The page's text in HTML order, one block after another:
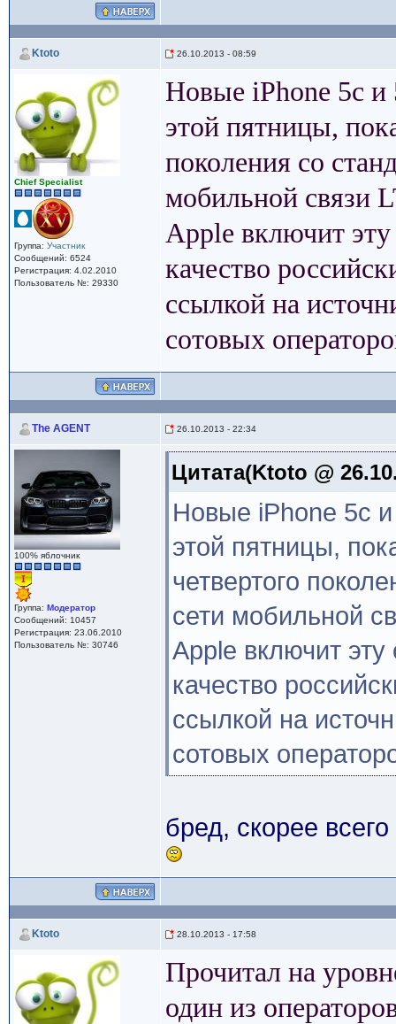
Ktoto 26.10.2013 - 08:59
Сhief Specialist
Группа: Участник
Сообщений: 6524
Регистрация: 4.02.2010
Пользователь №: 29330
Новые iPhone 5c и
этой пятницы,
поколения со
мобильной связи
Apple включит эту
качество
ссылкой на
сотовых
The AGENT 26.10.2013 - 22:34
100% яблочник
Группа: Модератор
Сообщений: 10457
Регистрация: 23.06.2010
Пользователь №: 30746
Цитата(Ktoto @
Новые iPhone 5c
этой пятницы,
четвертого
сети мобильной
Apple включит
качество
ссылкой на
сотовых
бред, скорее
Ktoto 28.10.2013 - 17:58
Прочитал на
один из